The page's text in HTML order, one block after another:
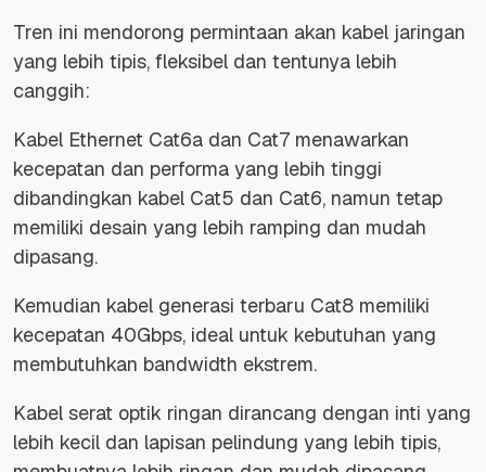
Tren ini mendorong permintaan akan kabel jaringan
yang lebih tipis, fleksibel dan tentunya lebih
canggih:
Kabel Ethernet Cat6a dan Cat7 menawarkan
kecepatan dan performa yang lebih tinggi
dibandingkan kabel Cat5 dan Cat6, namun tetap
memiliki desain yang lebih ramping dan mudah
dipasang.
Kemudian kabel generasi terbaru Cat8 memiliki
kecepatan 40Gbps, ideal untuk kebutuhan yang
membutuhkan bandwidth ekstrem.
Kabel serat optik ringan dirancang dengan inti yang
lebih kecil dan lapisan pelindung yang lebih tipis,